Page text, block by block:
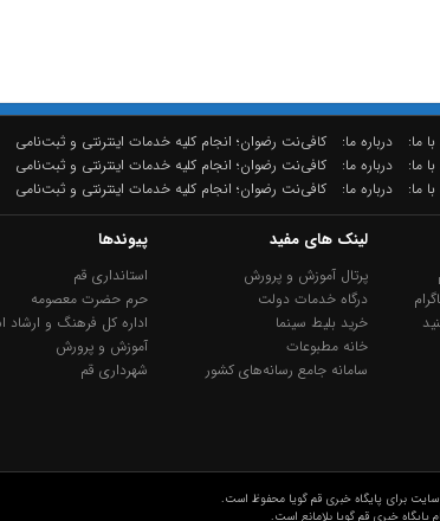
با ما: درباره ما: کافی‌نت رضوان؛ انجام کلیه خدمات اینترنتی و ثبت‌نامی
با ما: درباره ما: کافی‌نت رضوان؛ انجام کلیه خدمات اینترنتی و ثبت‌نامی
با ما: درباره ما: کافی‌نت رضوان؛ انجام کلیه خدمات اینترنتی و ثبت‌نامی
لینک های مفید
پرتال آموزش و پرورش
درگاه خدمات دولت
خرید بلیط سینما
خانه مطبوعات
سامانه جامع رسانه‌های کشور
پیوندها
استانداری قم
حرم حضرت معصومه
اداره کل فرهنگ و ارشاد
آموزش و پرورش
شهرداری قم
برای پایگاه خبری قم گویا محفوظ است.
پایگاه خبری قم گویا بلامانع است.